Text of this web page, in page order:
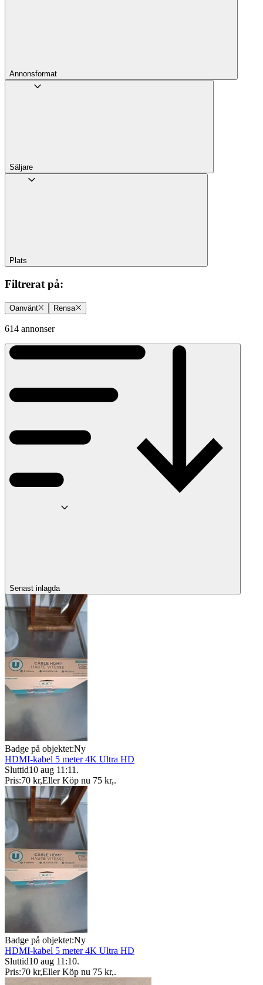
Annons­format
Säljare
Plats
Filtrerat på:
Oanvänt Rensa
614 annonser
Senast inlagda
Badge på objektet:Ny
HDMI-kabel 5 meter 4K Ultra HD
Sluttid10 aug 11:11 .
Pris:70 kr,Eller Köp nu 75 kr,.
Badge på objektet:Ny
HDMI-kabel 5 meter 4K Ultra HD
Sluttid10 aug 11:10.
Pris:70 kr,Eller Köp nu 75 kr,.